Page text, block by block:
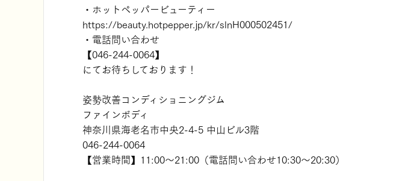
・ホットペッパービューティー
https://beauty.hotpepper.jp/kr/slnH000502451/
・電話問い合わせ
【046-244-0064】
にてお待ちしております！
姿勢改善コンディショニングジム
ファインボディ
神奈川県海老名市中央2-4-5 中山ビル3階
046-244-0064
【営業時間】11:00～21:00（電話問い合わせ10:30～20:30）